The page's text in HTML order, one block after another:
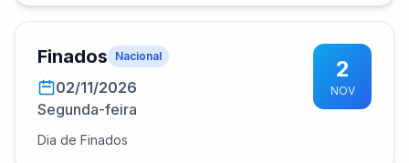
Finados Nacional
02/11/2026
Segunda-feira
Dia de Finados
2
NOV